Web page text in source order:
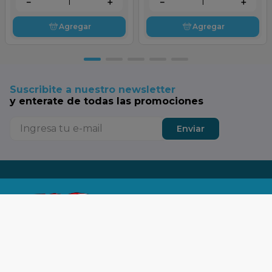
Agregar Agregar
Suscribite a nuestro newsletter
y enterate de todas las promociones
Enviar